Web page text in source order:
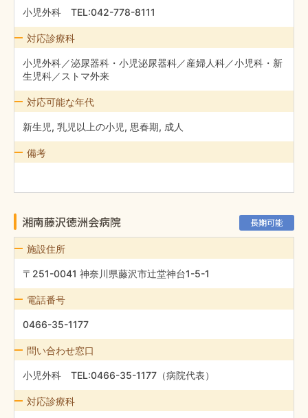
小児外科 TEL:042-778-8111
対応診療科
小児外科／泌尿器科・小児泌尿器科／産婦人科／小児科・新
生児科／ストマ外来
対応可能な年代
新生児, 乳児以上の小児, 思春期, 成人
備考
湘南藤沢徳洲会病院 長期可能
施設住所
〒251-0041 神奈川県藤沢市辻堂神台1-5-1
電話番号
0466-35-1177
問い合わせ窓口
小児外科 TEL:0466-35-1177（病院代表）
対応診療科